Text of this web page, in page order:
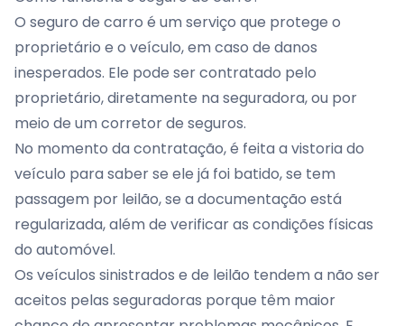
O seguro de carro é um serviço que protege o
proprietário e o veículo, em caso de danos
inesperados. Ele pode ser contratado pelo
proprietário, diretamente na seguradora, ou por
meio de um corretor de seguros.
No momento da contratação, é feita a vistoria do
veículo para saber se ele já foi batido, se tem
passagem por leilão, se a documentação está
regularizada, além de verificar as condições físicas
do automóvel.
Os veículos sinistrados e de leilão tendem a não ser
aceitos pelas seguradoras porque têm maior